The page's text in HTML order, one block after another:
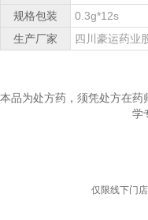
规格包装
0.3g*12s
生产厂家
四川豪运药业
本品为处方药，须凭处方在
学
仅限线下门